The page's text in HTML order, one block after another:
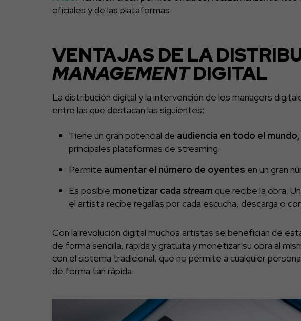
oficiales y de las plataformas
VENTAJAS DE LA
MANAGEMENTDIGITAL
La distribución digital y la intervención de los managers
entre las que destacan las siguientes:
Tiene un gran potencial de audiencia en todo el mundo,
principales plataformas de streaming.
Permite aumentar el número de oyentes en un gran
Es posible monetizar cada stream que recibe la obra.
el artista recibe regalías por cada escucha, descarga o
Con la revolución digital muchos artistas se benefician de
de forma sencilla, rápida y gratuita y monetizar su obra al
con el sistema tradicional, que no permite a cualquier
de forma tan rápida.